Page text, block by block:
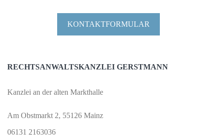
KONTAKTFORMULAR
RECHTSANWALTSKANZLEI GERSTMANN
Kanzlei an der alten Markthalle
Am Obstmarkt 2, 55126 Mainz
06131 2163036